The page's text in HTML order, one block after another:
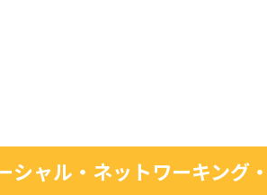
シャル・ネットワーキング